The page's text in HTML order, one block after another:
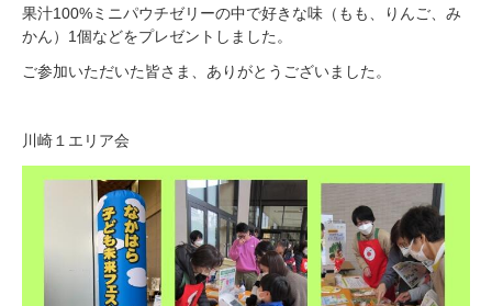
果汁100%ミニパウチゼリーの中で好きな味（もも、りんご、み
かん）1個などをプレゼントしました。
ご参加いただいた皆さま、ありがとうございました。
川崎１エリア会